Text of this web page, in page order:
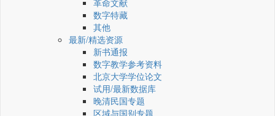
革命文献
数字特藏
其他
最新/精选资源
新书通报
数字教学参考资料
北京大学学位论文
试用/最新数据库
晚清民国专题
区域与国别专题